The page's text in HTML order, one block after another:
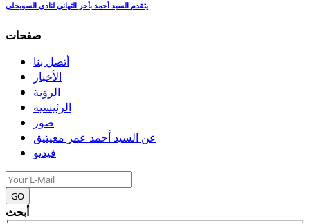
يتقدم السيد أحمد بأحر التهاني لنادي السويحلي
صفحات
أتصل بنا
الأخبار
الرؤية
الرئيسية
صور
عن السيد أحمد عمر معيتيق
فيديو
GO
أبحث